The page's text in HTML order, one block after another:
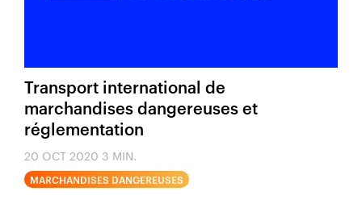
Transport international de
marchandises dangereuses et
réglementation
20 OCT 2020 3 MIN.
MARCHANDISES DANGEREUSES